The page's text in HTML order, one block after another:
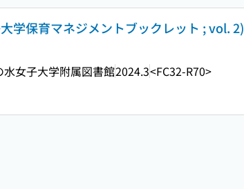
学保育マネジメントブックレット ; vol. 2)
水女子大学附属図書館2024.3<FC32-R70>